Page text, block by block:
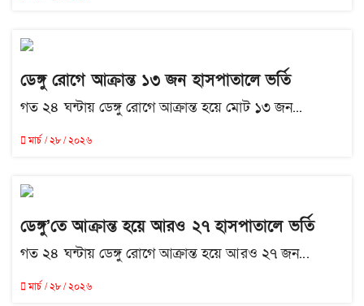
ডেঙ্গু রোগে আক্রান্ত ১৩ জন হাসপাতালে ভর্তি
গত ২৪ ঘন্টায় ডেঙ্গু রোগে আক্রান্ত হয়ে মোট ১৩ জন...
মার্চ / ২৮ / ২০২৬
ডেঙ্গু’তে আক্রান্ত হয়ে আরও ২৭ হাসপাতালে ভর্তি
গত ২৪ ঘন্টায় ডেঙ্গু রোগে আক্রান্ত হয়ে আরও ২৭ জন...
মার্চ / ২৮ / ২০২৬